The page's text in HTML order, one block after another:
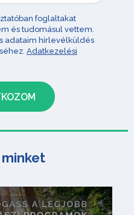
foglaltakat
és tudomásul vettem.
adataim hírlevélküldés
Adatkezelési
minket